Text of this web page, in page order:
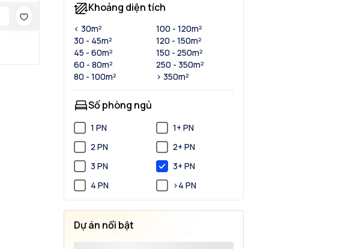
Khoảng diện tích
< 30m²
30 - 45m²
45 - 60m²
60 - 80m²
80 - 100m²
100 - 120m²
120 - 150m²
150 - 250m²
250 - 350m²
> 350m²
Số phòng ngủ
1 PN
1+ PN
2 PN
2+ PN
3 PN
3+ PN
4 PN
>4 PN
Dự án nổi bật